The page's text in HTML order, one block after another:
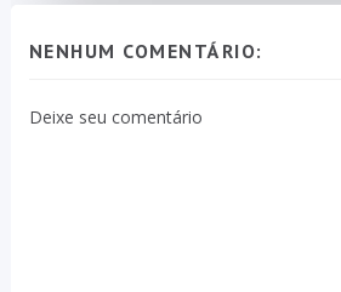
NENHUM COMENTÁRIO:
Deixe seu comentário